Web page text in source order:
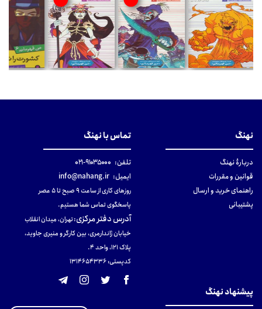
نهنگ
دربارهٔ نهنگ
قوانین و مقررات
راهنمای خرید و ارسال
پشتیبانی
تماس با نهنگ
تلفن: ۹۱۰۳۵۰۰۰-۰۲۱
ایمیل: info@nahang.ir
روزهای کاری از ساعت ۹ صبح تا ۵ عصر
پاسخگوی تماس شما هستیم.
آدرس دفتر مرکزی:تهران، میدان انقلاب
خیابان ژاندارمری، بین کارگر و منیری جاوید،
پلاک 121، واحد ۴.
کدپستی: 131465433۶
پیشنهاد نهنگ